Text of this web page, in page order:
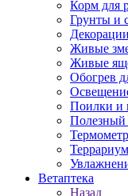
Корм для
Грунты и
Живые
Живые
Обогрев
Поилки и
Полезный
Ветаптека
Назад